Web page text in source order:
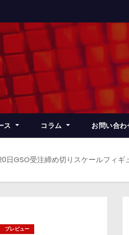
ス コラム お問い合わ
日GSO受注締め切りスケールフィ
プレビュー